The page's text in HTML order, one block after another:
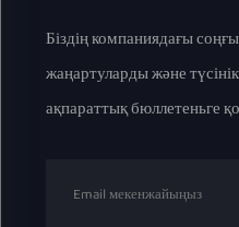
Біздің компаниядағы
жаңартуларды және
ақпараттық бюллетеньге